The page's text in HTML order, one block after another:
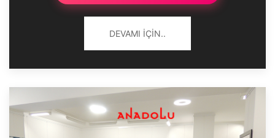
DEVAMI İÇIN..